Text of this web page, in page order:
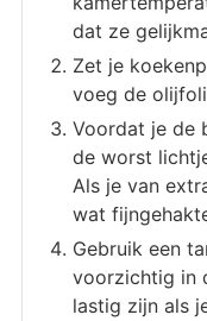
dat ze
Zet je
voeg de
Voordat je de
de worst
Als je van
wat
Gebruik een
voorzichtig in
lastig zijn als